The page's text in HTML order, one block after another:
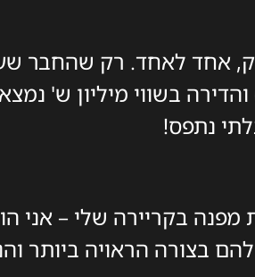
אחד לאחד. רק שהחבר
בשווי מיליון ש'
בקריירה שלי – אני
בצורה הראויה ביותר